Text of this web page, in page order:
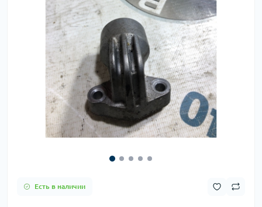
Есть в наличии